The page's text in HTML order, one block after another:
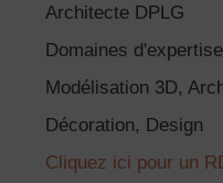
Architecte DPLG
Domaines
Modélisation 3D,
Décoration, Design
Cliquez ici pour un